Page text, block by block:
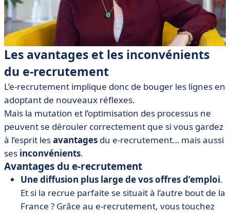
Les avantages et les inconvénients
du e-recrutement
L’e-recrutement implique donc de bouger les lignes en
adoptant de nouveaux réflexes.
Mais la mutation et l’optimisation des processus ne
peuvent se dérouler correctement que si vous gardez
à l’esprit lesavantages du e-recrutement… mais aussi
ses inconvénients.
Avantages du e-recrutement
Une diffusion plus large de vos offres d’emploi.
Et si la recrue parfaite se situait à l’autre bout de la
France ? Grâce au e-recrutement, vous touchez